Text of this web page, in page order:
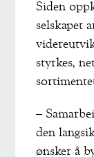
Siden
selskapet
styrkes,
–
den
ønsker å